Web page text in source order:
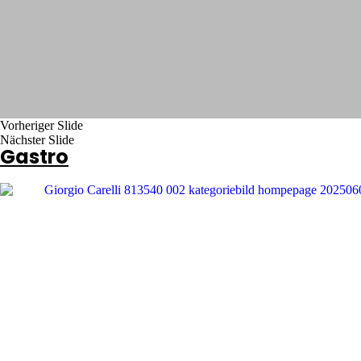
Vorheriger Slide
Nächster Slide
Gastro